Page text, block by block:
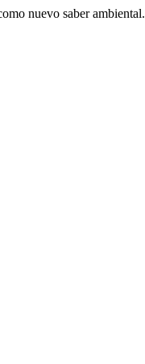
nuevo saber ambiental.